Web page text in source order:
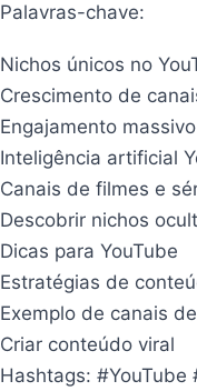
Palavras-chave:
Nichos únicos no
Crescimento de
Engajamento massivo
Inteligência artificial
Canais de filmes e
Descobrir nichos
Dicas para YouTube
Estratégias de
Exemplo de canais
Criar conteúdo viral
Hashtags: